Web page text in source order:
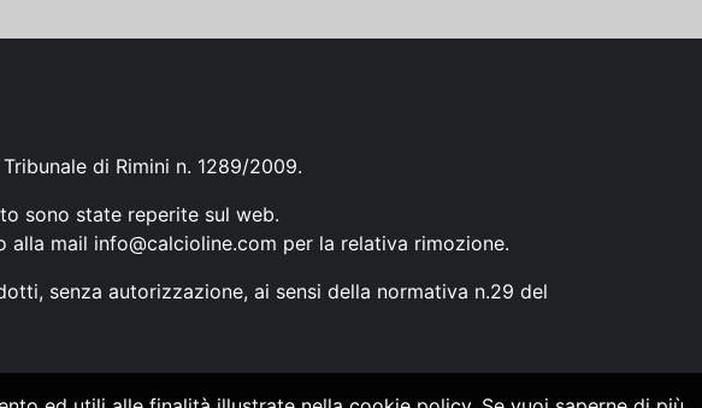
di Rimini n. 1289/2009.
sono state reperite sul web.
alla mail info@calcioline.com per la relativa rimozione.
senza autorizzazione, ai sensi della normativa n.29 del